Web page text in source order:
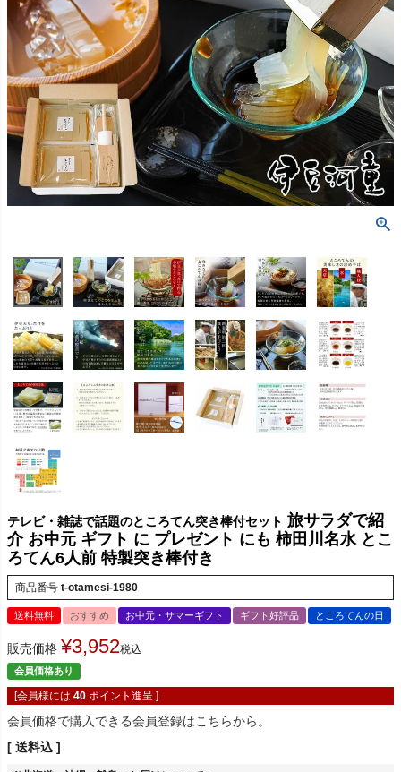
テレビ・雑誌で話題のところてん突き棒付セット 旅サラダで紹
介 お中元 ギフト に プレゼント にも 柿田川名水 とこ
ろてん6人前 特製突き棒付き
商品番号 t-otamesi-1980
送料無料 おすすめ お中元・サマーギフト ギフト好評品 ところてんの日
販売価格 ¥3,952税込
会員価格あり
[会員様には 40 ポイント進呈 ]
会員価格で購入できる会員登録はこちらから。
送料込